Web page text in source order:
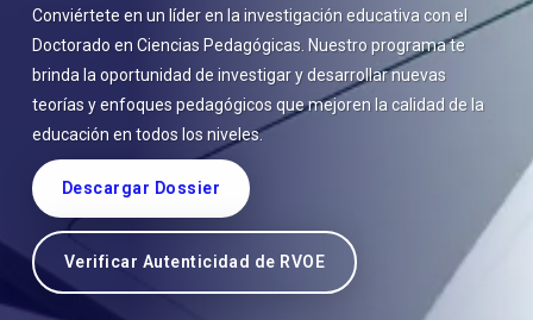
Conviértete en un líder en la investigación educativa con el
Doctorado en Ciencias Pedagógicas. Nuestro programa te
brinda la oportunidad de investigar y desarrollar nuevas
teorías y enfoques pedagógicos que mejoren la calidad de la
educación en todos los niveles.
Descargar Dossier
Verificar Autenticidad de RVOE